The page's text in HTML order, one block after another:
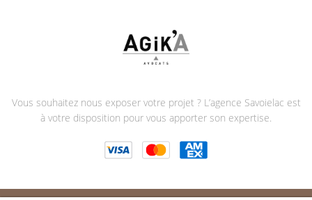
Vous souhaitez nous exposer votre projet ? L’agence Savoielac est
à votre disposition pour vous apporter son expertise.